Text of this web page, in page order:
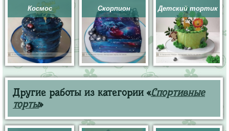
Космос Скорпион Детский тортик
Другие работы из категории «Спортивные
торты»